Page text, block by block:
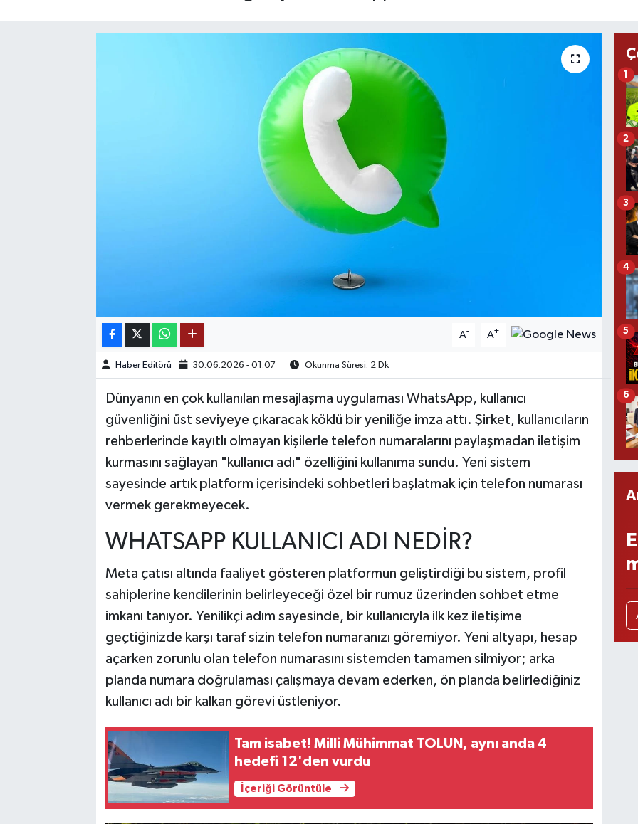
A- A+
Haber Editörü 30.06.2026 - 01:07 Okunma Süresi: 2 Dk
Dünyanın en çok kullanılan mesajlaşma uygulaması WhatsApp, kullanıcı
güvenliğini üst seviyeye çıkaracak köklü bir yeniliğe imza attı. Şirket, kullanıcıların
rehberlerinde kayıtlı olmayan kişilerle telefon numaralarını paylaşmadan iletişim
kurmasını sağlayan "kullanıcı adı" özelliğini kullanıma sundu. Yeni sistem
sayesinde artık platform içerisindeki sohbetleri başlatmak için telefon numarası
vermek gerekmeyecek.
WHATSAPP KULLANICI ADI NEDİR?
Meta çatısı altında faaliyet gösteren platformun geliştirdiği bu sistem, profil
sahiplerine kendilerinin belirleyeceği özel bir rumuz üzerinden sohbet etme
imkanı tanıyor. Yenilikçi adım sayesinde, bir kullanıcıyla ilk kez iletişime
geçtiğinizde karşı taraf sizin telefon numaranızı göremiyor. Yeni altyapı, hesap
açarken zorunlu olan telefon numarasını sistemden tamamen silmiyor; arka
planda numara doğrulaması çalışmaya devam ederken, ön planda belirlediğiniz
kullanıcı adı bir kalkan görevi üstleniyor.
Tam isabet! Milli Mühimmat TOLUN, aynı anda 4
hedefi 12'den vurdu
İçeriği Görüntüle
1
2
3
4
5
6
OTOMOTİV
KÜLTÜR SANAT